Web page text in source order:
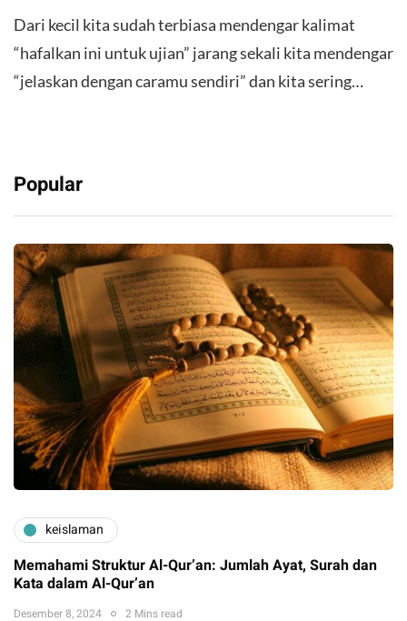
Dari kecil kita sudah terbiasa mendengar kalimat
“hafalkan ini untuk ujian” jarang sekali kita mendengar
“jelaskan dengan caramu sendiri” dan kita sering…
Popular
keislaman
Memahami Struktur Al-Qur’an: Jumlah Ayat, Surah dan
Kata dalam Al-Qur’an
Desember 8, 2024 2 Mins read